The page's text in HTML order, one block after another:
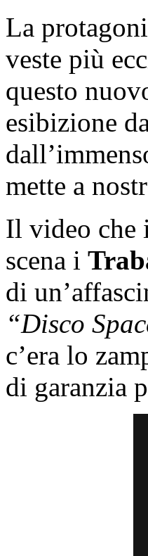
La
veste più
questo
esibizione
mette a
Il video che
scena i
di
“Disco
c’era lo
di garanzia